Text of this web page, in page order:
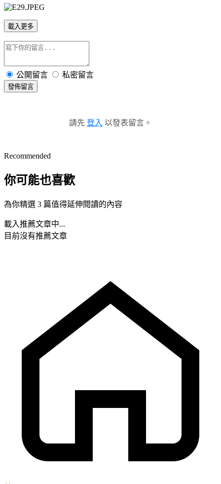
載入更多
公開留言 私密留言
發佈留言
請先 登入 以發表留言。
Recommended
你可能也喜歡
為你精選 3 篇值得延伸閱讀的內容
載入推薦文章中...
目前沒有推薦文章